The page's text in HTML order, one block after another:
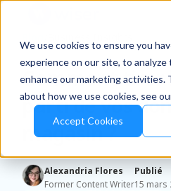
We use cookies to ensure you
experience on our site, to analyze
enhance our marketing activities.
about how we use cookies, see
Accept Cookies
Comment tirer
parti de vos
magasin ?
Alexandria Flores
Former Content Writer
Publié
15 mars